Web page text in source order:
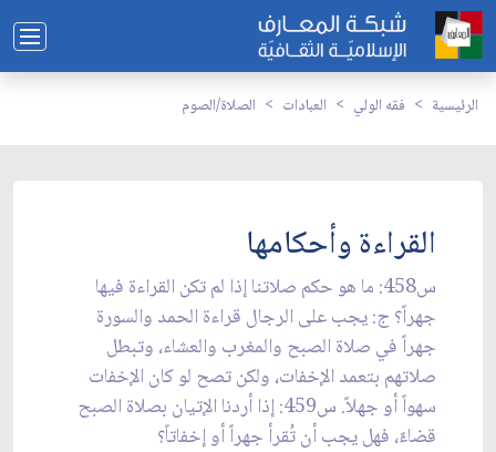
الرئيسية فقه الولي العبادات الصلاة/الصوم
القراءة وأحكامها
س458: ما هو حكم صلاتنا إذا لم تكن القراءة فيها
جهراً؟ ج: يجب على الرجال قراءة الحمد والسورة
جهراً في صلاة الصبح والمغرب والعشاء، وتبطل
صلاتهم بتعمد الإخفات، ولكن تصح لو كان الإخفات
سهواً أو جهلاً. س459: إذا أردنا الإتيان بصلاة الصبح
قضاءً، فهل يجب أن تُقرأ جهراً أو إخفاتاً؟